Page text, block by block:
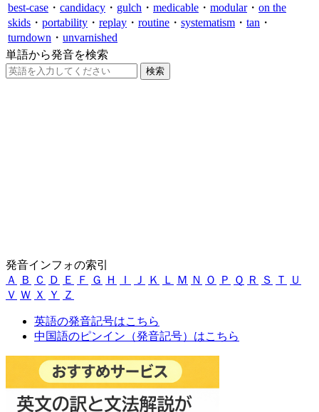
best-case ・ candidacy ・ gulch ・ medicable ・ modular・ on the
skids ・ portability ・ replay ・ routine ・ systematism ・ tan ・
turndown ・ unvarnished
単語から発音を検索
発音インフォの索引
Ａ
Ｂ Ｃ Ｄ Ｅ Ｆ Ｇ Ｈ Ｉ Ｊ Ｋ Ｌ Ｍ Ｎ Ｏ Ｐ Ｑ Ｒ Ｓ Ｔ
Ｕ
Ｖ Ｗ Ｘ Ｙ Ｚ
英語の発音記号はこちら
中国語のピンイン（発音記号）はこちら